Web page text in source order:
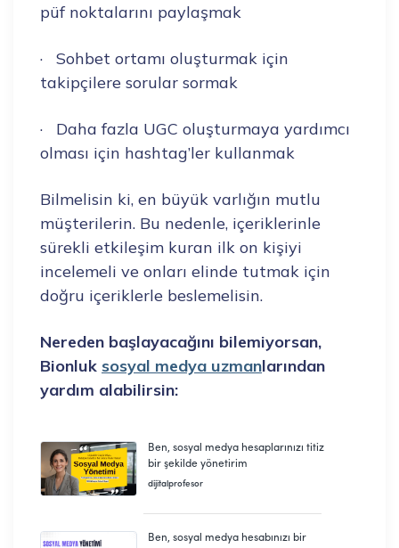
püf noktalarını paylaşmak
· Sohbet ortamı oluşturmak için
takipçilere sorular sormak
· Daha fazla UGC oluşturmaya yardımcı
olması için hashtag’ler kullanmak
Bilmelisin ki, en büyük varlığın mutlu
müşterilerin. Bu nedenle, içeriklerinle
sürekli etkileşim kuran ilk on kişiyi
incelemeli ve onları elinde tutmak için
doğru içeriklerle beslemelisin.
Nereden başlayacağını bilemiyorsan,
Bionluk sosyal medya uzmanlarından
yardım alabilirsin: